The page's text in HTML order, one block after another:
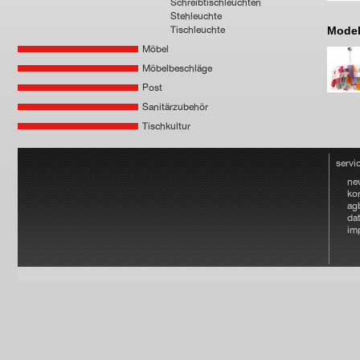
Schreibtischleuchten
Stehleuchte
Tischleuchte
Möbel
Möbelbeschläge
Post
Sanitärzubehör
Tischkultur